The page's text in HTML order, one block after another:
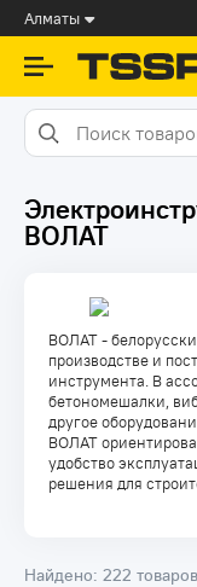
Алматы
ВОЛАТ
ВОЛАТ -
производстве и
инструмента. В
бетономешалки,
другое
ВОЛАТ
удобство
решения для
Найдено: 222 товаров